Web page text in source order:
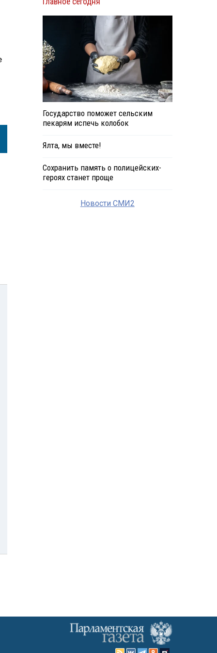
Государство поможет сельским
пекарям испечь колобок
Ялта, мы вместе!
Сохранить память о полицейских-
героях станет проще
Новости СМИ2